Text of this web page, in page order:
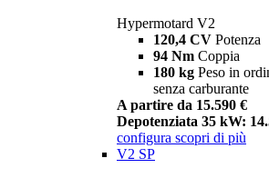
Hypermotard V2
120,4 CV Potenza
94 Nm Coppia
180 kg Peso in
senza carburante
A partire da 15.590 €
Depotenziata 35 kW:
configura scopri di più
V2 SP